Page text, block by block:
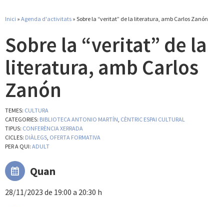
Inici » Agenda d'activitats » Sobre la “veritat” de la literatura, amb Carlos Zanón
Sobre la “veritat” de la
literatura, amb Carlos
Zanón
TEMES: CULTURA
CATEGORIES: BIBLIOTECA ANTONIO MARTÍN, CÈNTRIC ESPAI CULTURAL
TIPUS: CONFERÈNCIA XERRADA
CICLES: DIÀLEGS, OFERTA FORMATIVA
PER A QUI: ADULT
Quan
28/11/2023 de 19:00 a 20:30 h